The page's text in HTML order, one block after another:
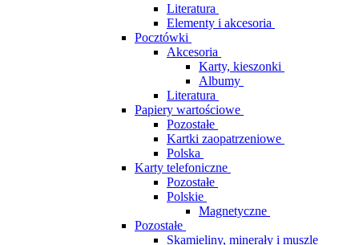
Literatura
Elementy i akcesoria
Pocztówki
Akcesoria
Karty, kieszonki
Albumy
Literatura
Papiery wartościowe
Pozostałe
Kartki zaopatrzeniowe
Polska
Karty telefoniczne
Pozostałe
Polskie
Magnetyczne
Pozostałe
Skamieliny, minerały i muszle